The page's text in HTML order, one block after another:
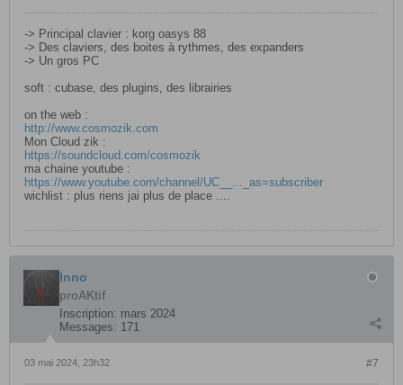
-> Principal clavier : korg oasys 88
-> Des claviers, des boites à rythmes, des expanders
-> Un gros PC
soft : cubase, des plugins, des librairies
on the web :
http://www.cosmozik.com
Mon Cloud zik :
https://soundcloud.com/cosmozik
ma chaine youtube :
https://www.youtube.com/channel/UC__..._as=subscriber
wichlist : plus riens jai plus de place ....
Inno
proAKtif
Inscription: mars 2024
Messages: 171
#7
03 mai 2024, 23h32